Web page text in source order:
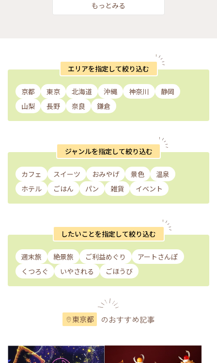
もっとみる
エリアを指定して絞り込む
京都 東京 北海道 沖縄 神奈川
静岡
山梨
長野 奈良 鎌倉
ジャンルを指定して絞り込む
カフェ スイーツ おみやげ 景色
温泉
ホテル
ごはん パン 雑貨 イベント
したいことを指定して絞り込む
週末旅 絶景旅 ご利益めぐり
アートさんぽ
くつろぐ
いやされる ごほうび
東京都 のおすすめ記事